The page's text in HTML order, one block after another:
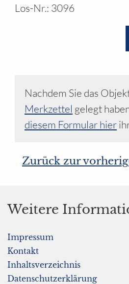
Los-Nr.: 3096
Nachdem Sie das
Merkzettel gelegt
diesem Formular hier
Zurück zur
Weitere
Impressum
Kontakt
Inhaltsverzeichnis
Datenschutzerklärung